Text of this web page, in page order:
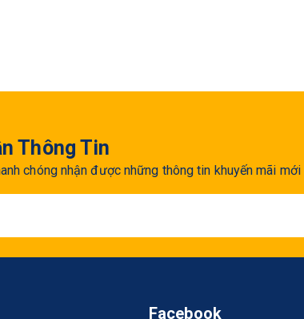
Thông Tin
chóng nhận được những thông tin khuyến mãi
Facebook